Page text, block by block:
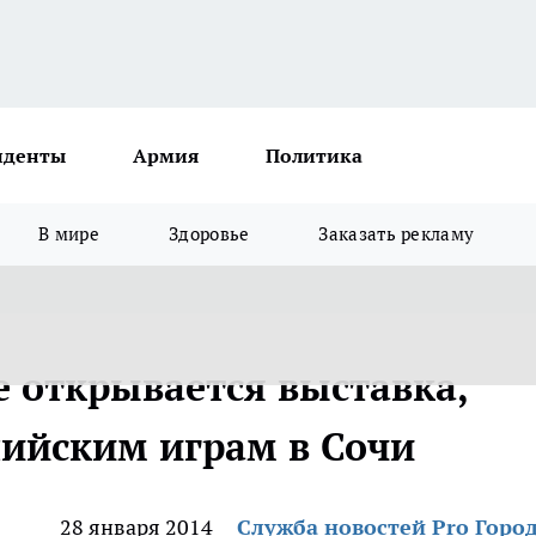
Армия Политика
В мире Здоровье Заказать рекламу
выставка,
играм в Сочи
28 января 2014 Служба новостей Pro